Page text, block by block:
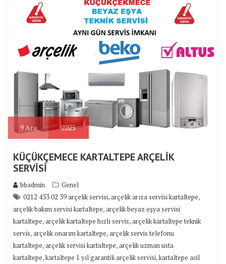
9Ara 2025
KÜÇÜKÇEMECE KARTALTEPE ARÇELİK
SERVİSİ
bbadmin
Genel
0212 433 02 39 arçelik servisi,arçelik arıza servisi kartaltepe,
arçelik bakım servisi kartaltepe,arçelik beyaz eşya servisi
kartaltepe,arçelik kartaltepe hızlı servis,arçelik kartaltepe teknik
servis,arçelik onarım kartaltepe,arçelik servis telefonu
kartaltepe,arçelik servisi kartaltepe,arçelik uzman usta
kartaltepe,kartaltepe 1 yıl garantili arçelik servisi,kartaltepe acil